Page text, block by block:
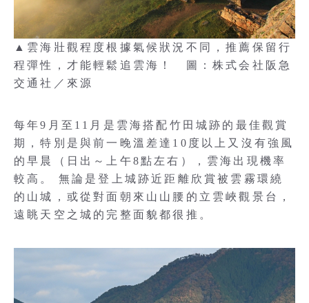
▲雲海壯觀程度根據氣候狀況不同，推薦保留行
程彈性，才能輕鬆追雲海！ 圖：株式会社阪急
交通社／來源
每年9月至11月是雲海搭配竹田城跡的最佳觀賞
期，特別是與前一晚溫差達10度以上又沒有強風
的早晨（日出～上午8點左右），雲海出現機率
較高。 無論是登上城跡近距離欣賞被雲霧環繞
的山城，或從對面朝來山山腰的立雲峽觀景台，
遠眺天空之城的完整面貌都很推。